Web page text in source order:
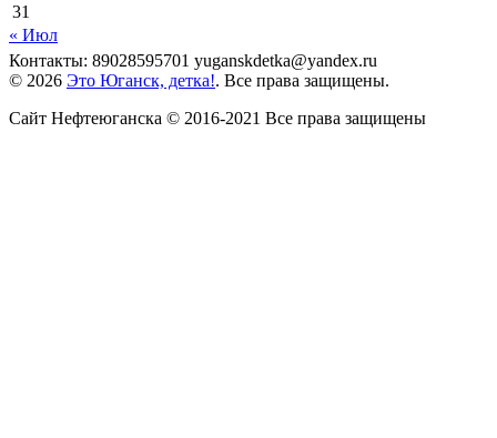
31
« Июл
Контакты: 89028595701 yuganskdetka@yandex.ru
© 2026 Это Юганск, детка!. Все права защищены.
Сайт Нефтеюганска © 2016-2021 Все права защищены